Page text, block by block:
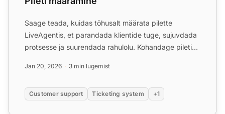
Saage teada, kuidas tõhusalt määrata pilette
LiveAgentis, et parandada klientide tuge, sujuvdada
protsesse ja suurendada rahulolu. Kohandage pileti
Jan 20, 2026 3 min lugemist
Customer support Ticketing system +1